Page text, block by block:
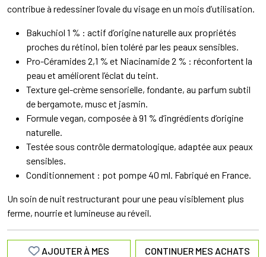
contribue à redessiner l’ovale du visage en un mois d’utilisation.
Bakuchiol 1 % : actif d’origine naturelle aux propriétés
proches du rétinol, bien toléré par les peaux sensibles.
Pro-Céramides 2,1 % et Niacinamide 2 % : réconfortent la
peau et améliorent l’éclat du teint.
Texture gel-crème sensorielle, fondante, au parfum subtil
de bergamote, musc et jasmin.
Formule vegan, composée à 91 % d’ingrédients d’origine
naturelle.
Testée sous contrôle dermatologique, adaptée aux peaux
sensibles.
Conditionnement : pot pompe 40 ml. Fabriqué en France.
Un soin de nuit restructurant pour une peau visiblement plus
ferme, nourrie et lumineuse au réveil.
AJOUTER À MES
CONTINUER MES ACHATS